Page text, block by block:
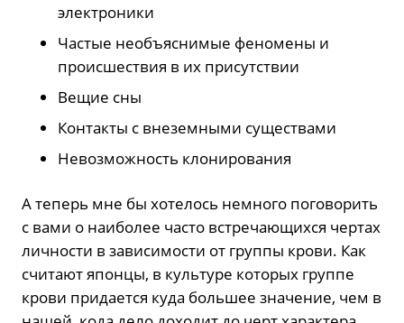
электроники
Частые необъяснимые феномены и
происшествия в их присутствии
Вещие сны
Контакты с внеземными существами
Невозможность клонирования
А теперь мне бы хотелось немного поговорить
с вами о наиболее часто встречающихся чертах
личности в зависимости от группы крови. Как
считают японцы, в культуре которых группе
крови придается куда большее значение, чем в